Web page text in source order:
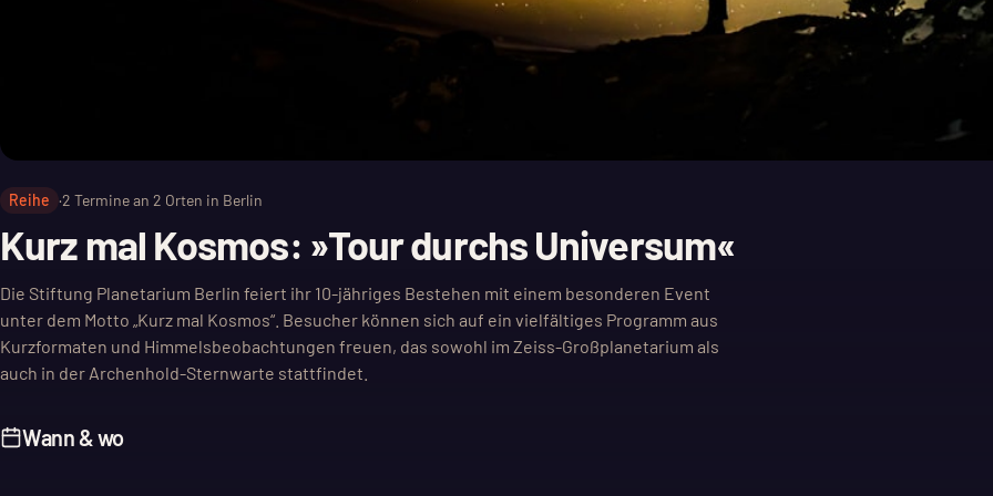
Reihe ·2 Termine an 2 Orten in Berlin
Kurz mal Kosmos: »Tour durchs Universum«
Die Stiftung Planetarium Berlin feiert ihr 10-jähriges Bestehen mit einem besonderen Event
unter dem Motto „Kurz mal Kosmos“. Besucher können sich auf ein vielfältiges Programm aus
Kurzformaten und Himmelsbeobachtungen freuen, das sowohl im Zeiss-Großplanetarium als
auch in der Archenhold-Sternwarte stattfindet.
Wann & wo